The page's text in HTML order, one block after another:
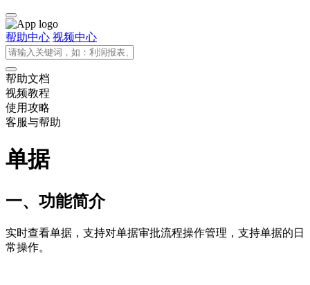
帮助中心 视频中心
帮助文档
视频教程
使用攻略
客服与帮助
单据
一、功能简介
实时查看单据，支持对单据审批流程操作管理，支持单据的日
常操作。